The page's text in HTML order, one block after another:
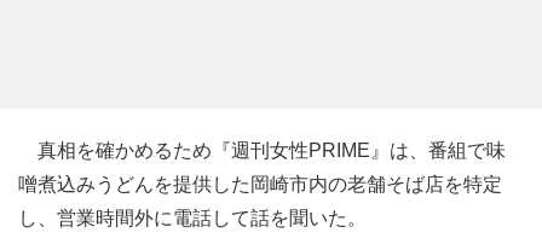
真相を確かめるため『週刊女性PRIME』は、番組で味
噌煮込みうどんを提供した岡崎市内の老舗そば店を特定
し、営業時間外に電話して話を聞いた。